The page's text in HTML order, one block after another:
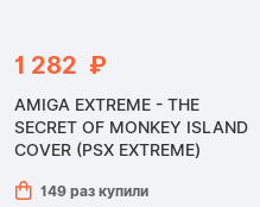
1 282 ₽
AMIGA EXTREME - THE
SECRET OF MONKEY ISLAND
COVER (PSX EXTREME)
149 раз купили